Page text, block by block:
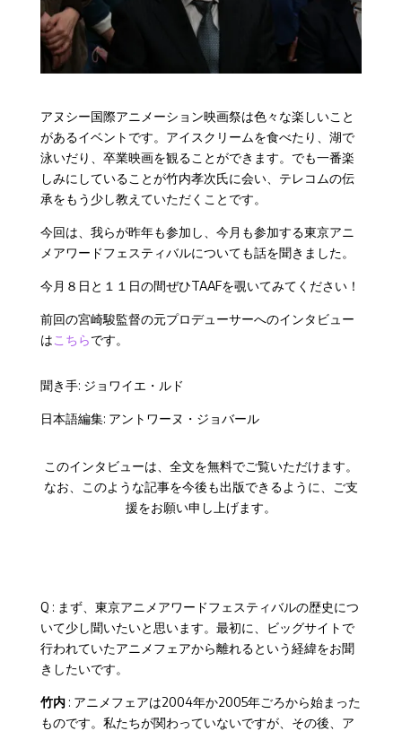
アヌシー国際アニメーション映画祭は色々な楽しいこと
があるイベントです。アイスクリームを食べたり、湖で
泳いだり、卒業映画を観ることができます。でも一番楽
しみにしていることが竹内孝次氏に会い、テレコムの伝
承をもう少し教えていただくことです。
今回は、我らが昨年も参加し、今月も参加する東京アニ
メアワードフェスティバルについても話を聞きました。
今月８日と１１日の間ぜひTAAFを覗いてみてください！
前回の宮崎駿監督の元プロデューサーへのインタビュー
はこちらです。
聞き手: ジョワイエ・ルド
日本語編集: アントワーヌ・ジョバール
このインタビューは、全文を無料でご覧いただけます。
なお、このような記事を今後も出版できるように、ご支
援をお願い申し上げます。
Q : まず、東京アニメアワードフェスティバルの歴史につ
いて少し聞いたいと思います。最初に、ビッグサイトで
行われていたアニメフェアから離れるという経緯をお聞
きしたいです。
竹内: アニメフェアは2004年か2005年ごろから始まった
ものです。私たちが関わっていないですが、その後、ア